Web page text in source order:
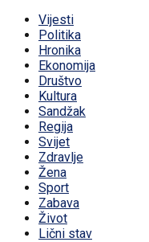
Vijesti
Politika
Hronika
Ekonomija
Društvo
Kultura
Sandžak
Regija
Svijet
Zdravlje
Žena
Sport
Zabava
Život
Lični stav